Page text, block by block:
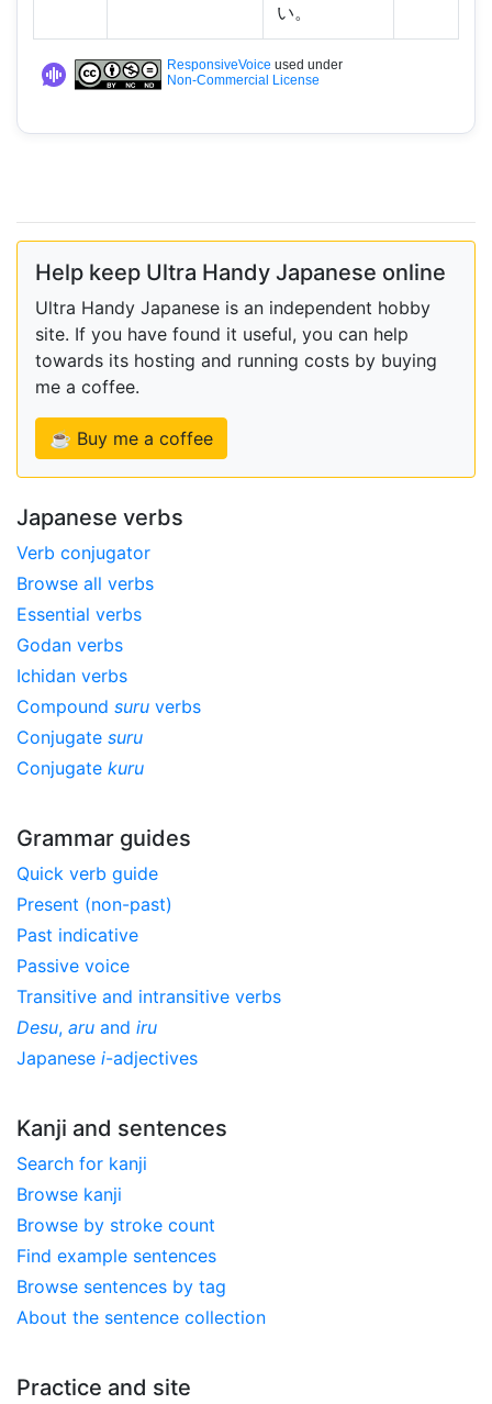
い。
ResponsiveVoice used under
Non-Commercial License
Help keep Ultra Handy Japanese online
Ultra Handy Japanese is an independent hobby
site. If you have found it useful, you can help
towards its hosting and running costs by buying
me a coffee.
☕ Buy me a coffee
Japanese verbs
Verb conjugator
Browse all verbs
Essential verbs
Godan verbs
Ichidan verbs
Compound suru verbs
Conjugate suru
Conjugate kuru
Grammar guides
Quick verb guide
Present (non-past)
Past indicative
Passive voice
Transitive and intransitive verbs
Desu, aru and iru
Japanese i-adjectives
Kanji and sentences
Search for kanji
Browse kanji
Browse by stroke count
Find example sentences
Browse sentences by tag
About the sentence collection
Practice and site